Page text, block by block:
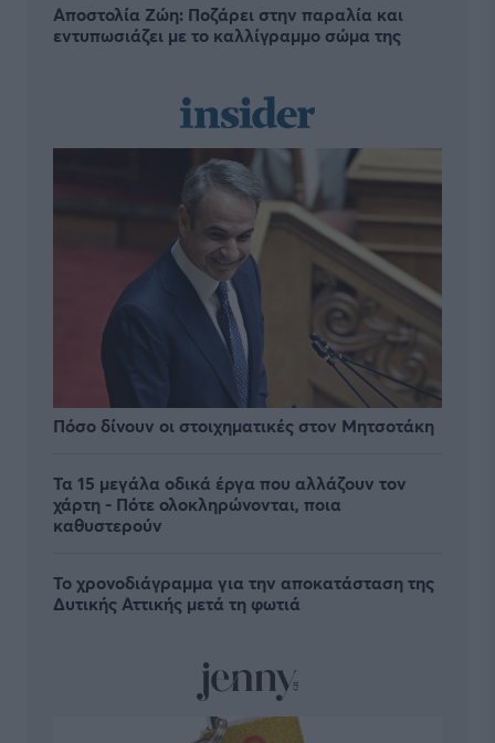
Αποστολία Ζώη: Ποζάρει στην παραλία και
εντυπωσιάζει με το καλλίγραμμο σώμα της
Πόσο δίνουν οι στοιχηματικές στον Μητσοτάκη
Τα 15 μεγάλα οδικά έργα που αλλάζουν τον
χάρτη - Πότε ολοκληρώνονται, ποια
καθυστερούν
Το χρονοδιάγραμμα για την αποκατάσταση της
Δυτικής Αττικής μετά τη φωτιά